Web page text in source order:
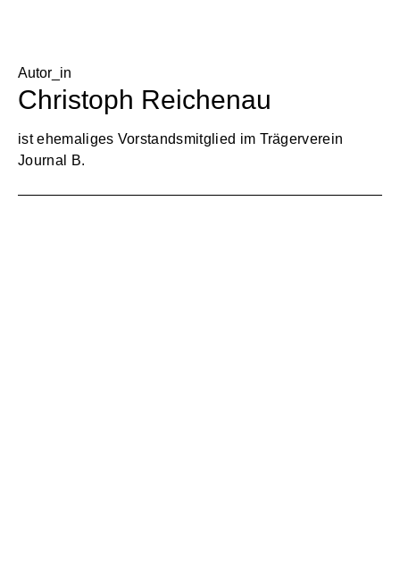
Autor_in
Christoph Reichenau
ist ehemaliges Vorstandsmitglied im Trägerverein
Journal B.